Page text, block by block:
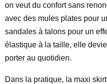
on veut du confort sans
avec des mules plates pour
sandales à talons pour un
élastique à la taille, elle
porter au quotidien.
Dans la pratique, la maxi